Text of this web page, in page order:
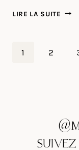
LIRE LA SUITE
Page
1 2
SUIVEZ